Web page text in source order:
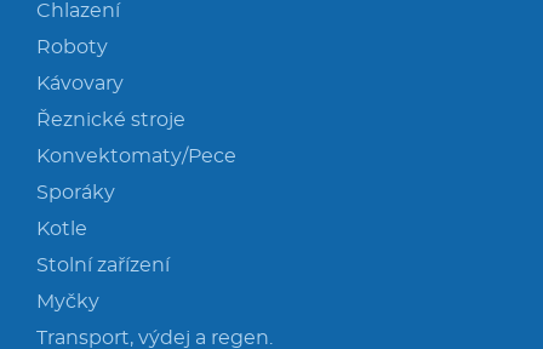
Chlazení
Roboty
Kávovary
Řeznické stroje
Konvektomaty/Pece
Sporáky
Kotle
Stolní zařízení
Myčky
Transport, výdej a regen.